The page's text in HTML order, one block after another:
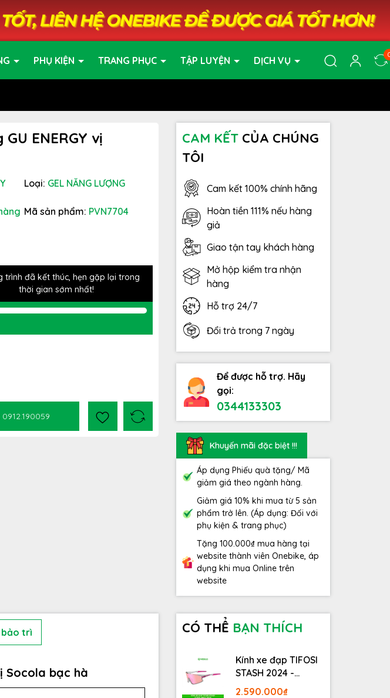
PHỤ KIỆN TRANG PHỤC TẬP LUYỆN DỊCH VỤ
ENERGY vị
Loại: GEL NĂNG LƯỢNG
Mã sản phẩm: PVN7704
trình đã kết thúc, hẹn gặp lại trong
thời gian sớm nhất!
0912.190059
CAM KẾTCỦA CHÚNG
TÔI
Cam kết 100% chính hãng
Hoàn tiền 111% nếu hàng
giả
Giao tận tay khách hàng
Mở hộp kiểm tra nhận
hàng
Hỗ trợ 24/7
Đổi trả trong 7 ngày
Để được hỗ trợ. Hãy
gọi:
0344133303
Khuyến mãi đặc biệt !!!
Áp dụng Phiếu quà tặng/ Mã
giảm giá theo ngành hàng.
Giảm giá 10% khi mua từ 5 sản
phẩm trở lên. (Áp dụng: Đối với
phụ kiện & trang phục)
Tặng 100.000₫ mua hàng tại
website thành viên Onebike, áp
dụng khi mua Online trên
website
bảo trì
Socola bạc hà
CÓ THỂ BẠN THÍCH
Kính xe đạp TIFOSI
STASH 2024 -
STASH, RACE PINK
2.590.000₫